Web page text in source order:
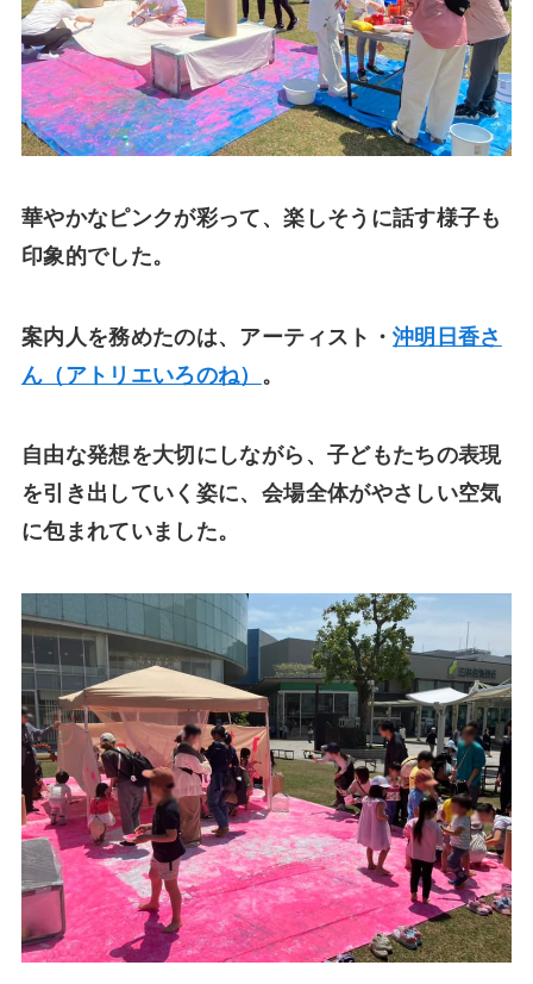
華やかなピンクが彩って、楽しそうに話す様子も
印象的でした。
案内人を務めたのは、アーティスト・ 沖明日香さ
ん（アトリエいろのね）
。
自由な発想を大切にしながら、子どもたちの表現
を引き出していく姿に、会場全体がやさしい空気
に包まれていました。